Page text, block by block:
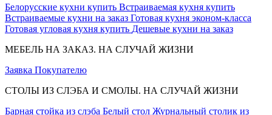
Белорусские кухни купить Встраиваемая кухня купить
Встраиваемые кухни на заказ Готовая кухня эконом-класса
Готовая угловая кухня купить Дешевые кухни на заказ
МЕБЕЛЬ НА ЗАКАЗ. НА СЛУЧАЙ ЖИЗНИ
Заявка Покупателю
СТОЛЫ ИЗ СЛЭБА И СМОЛЫ. НА СЛУЧАЙ ЖИЗНИ
Барная стойка из слэба Белый стол Журнальный столик из